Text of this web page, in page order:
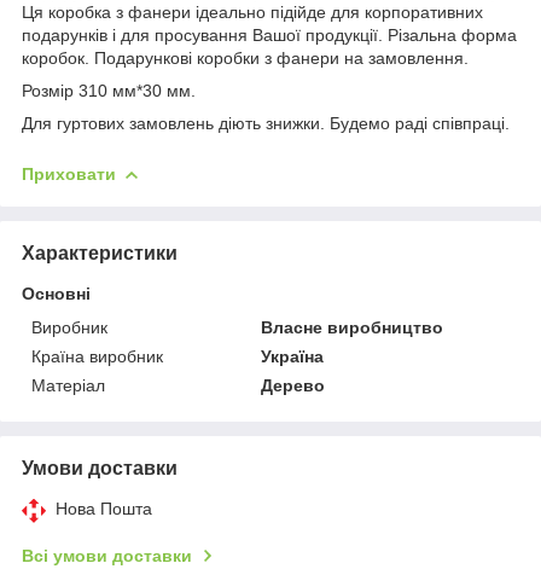
Ця коробка з фанери ідеально підійде для корпоративних
подарунків і для просування Вашої продукції. Різальна форма
коробок. Подарункові коробки з фанери на замовлення.
Розмір 310 мм*30 мм.
Для гуртових замовлень діють знижки. Будемо раді співпраці.
Приховати
Характеристики
Основні
Виробник
Власне виробництво
Країна виробник
Україна
Матеріал
Дерево
Умови доставки
Нова Пошта
Всі умови доставки